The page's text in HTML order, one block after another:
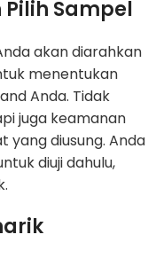
Sampel
akan diarahkan
menentukan
Anda. Tidak
juga keamanan
diusung. Anda
diuji dahulu,